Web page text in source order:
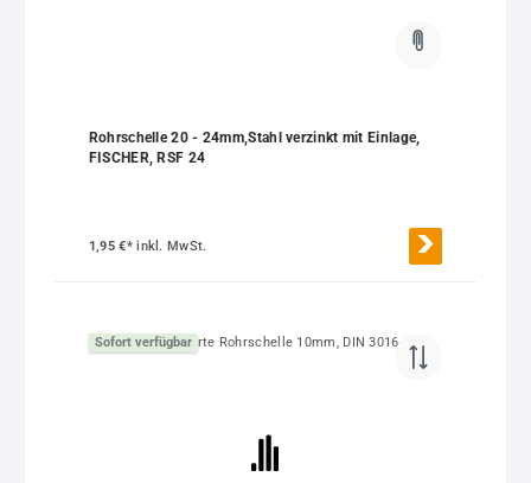
Rohrschelle 20 - 24mm,Stahl verzinkt mit Einlage,
FISCHER, RSF 24
1,95 €*inkl. MwSt.
Sofort verfügbar